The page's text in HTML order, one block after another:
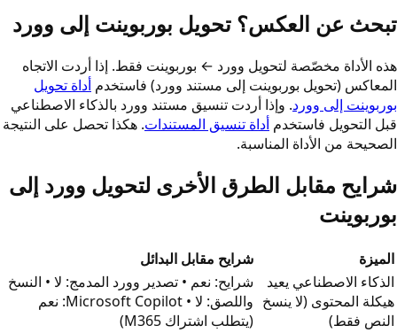
تبحث عن العكس؟ تحويل بوربوينت إلى وورد
هذه الأداة مخصّصة لتحويل وورد ← بوربوينت فقط. إذا أردت الاتجاه
المعاكس (تحويل بوربوينت إلى مستند وورد) فاستخدم أداة تحويل
بوربوينت إلى وورد. وإذا أردت تنسيق مستند وورد بالذكاء الاصطناعي
قبل التحويل فاستخدم أداة تنسيق المستندات. هكذا تحصل على النتيجة
الصحيحة من الأداة المناسبة.
شرايح مقابل الطرق الأخرى لتحويل وورد إلى
بوربوينت
الميزة
شرايح مقابل البدائل
الذكاء الاصطناعي يعيد
هيكلة المحتوى (لا ينسخ
النص فقط)
شرايح: نعم • تصدير وورد المدمج: لا • النسخ
واللصق: لا • Microsoft Copilot: نعم
(يتطلب اشتراك M365)